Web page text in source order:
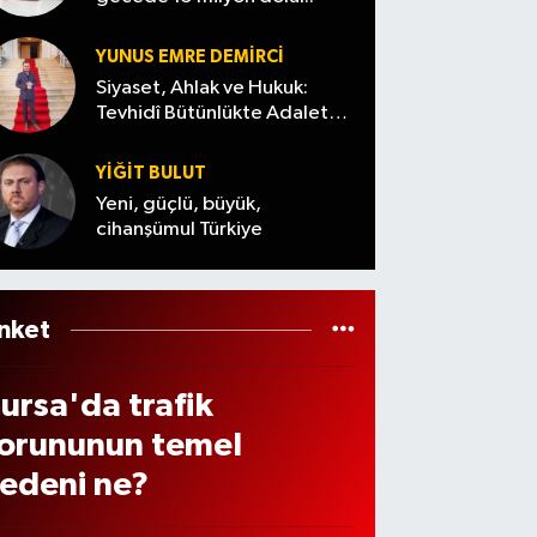
os
2026
YUNUS EMRE DEMIRCI
Siyaset, Ahlak ve Hukuk:
Tevhidî Bütünlükte Adalet
YİĞİT BULUT
Yeni, güçlü, büyük,
cihanşümul Türkiye
trafik
temel
ne?